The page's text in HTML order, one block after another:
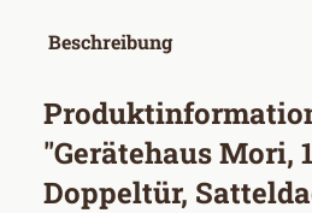
Beschreibung
"Gerätehaus Mori,
Doppeltür,